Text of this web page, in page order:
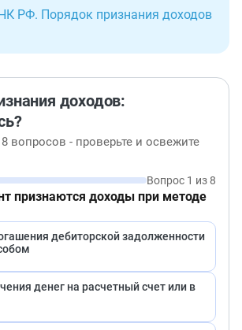
РФ. Порядок признания доходов
доходов:
вопросов - проверьте и освежите
Вопрос 1 из 8
признаются доходы при методе
дебиторской задолженности
денег на расчетный счет или в